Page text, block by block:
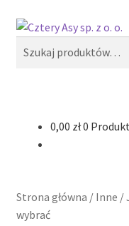
Przejdź
nawigacji
Przejdź
Szukaj
Produkty
Oferty specjalne
0,00 zł0 Produkt
Strona główna / Inne /
wybrać